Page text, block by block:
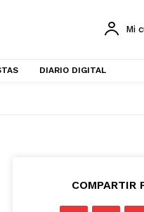
Mi
DIARIO DIGITAL
COMPARTIR